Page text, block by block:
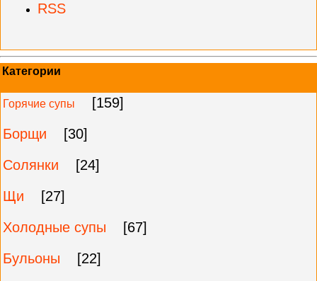
RSS
Категории
Горячие супы
[159]
Борщи
[30]
Солянки
[24]
Щи
[27]
Холодные супы
[67]
Бульоны
[22]